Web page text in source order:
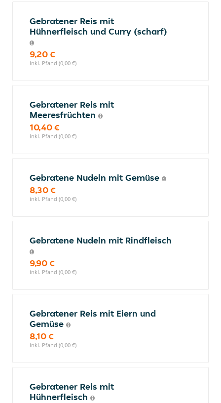
Gebratener Reis mit
Hühnerfleisch und Curry (scharf)
9,20 €
inkl. Pfand (0,00 €)
Gebratener Reis mit
Meeresfrüchten
10,40 €
inkl. Pfand (0,00 €)
Gebratene Nudeln mit Gemüse
8,30 €
inkl. Pfand (0,00 €)
Gebratene Nudeln mit Rindfleisch
9,90 €
inkl. Pfand (0,00 €)
Gebratener Reis mit Eiern und
Gemüse
8,10 €
inkl. Pfand (0,00 €)
Gebratener Reis mit
Hühnerfleisch